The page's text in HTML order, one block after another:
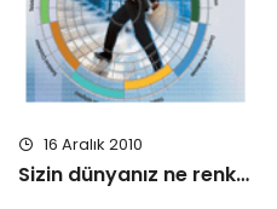
16 Aralık 2010
Sizin dünyanız ne renk…